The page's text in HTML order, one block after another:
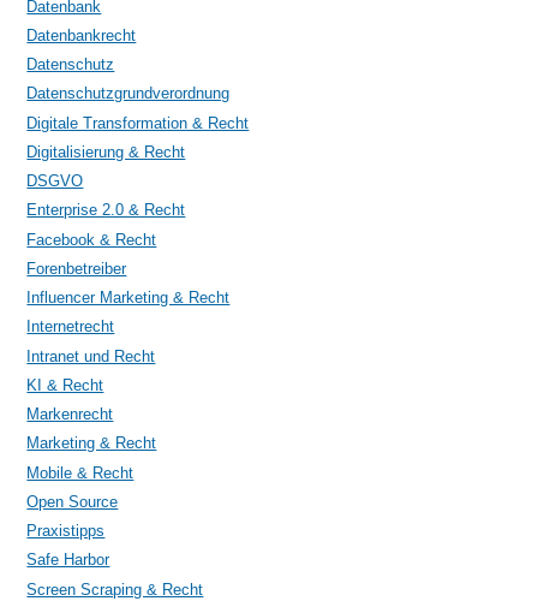
Datenbank
Datenbankrecht
Datenschutz
Datenschutzgrundverordnung
Digitale Transformation & Recht
Digitalisierung & Recht
DSGVO
Enterprise 2.0 & Recht
Facebook & Recht
Forenbetreiber
Influencer Marketing & Recht
Internetrecht
Intranet und Recht
KI & Recht
Markenrecht
Marketing & Recht
Mobile & Recht
Open Source
Praxistipps
Safe Harbor
Screen Scraping & Recht